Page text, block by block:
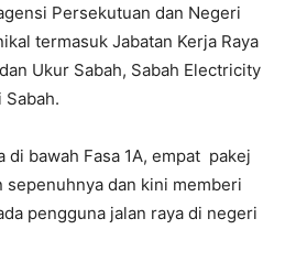
Persekutuan dan Negeri
termasuk Jabatan Kerja Raya
Ukur Sabah, Sabah Electricity
di bawah Fasa 1A, empat pakej
sepenuhnya dan kini memberi
pengguna jalan raya di negeri